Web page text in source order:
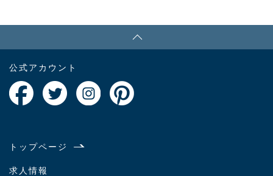
公式アカウント
トップページ
求人情報